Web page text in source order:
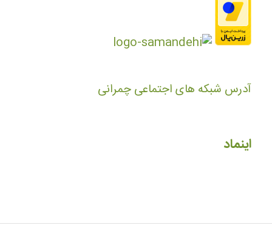
آدرس شبکه های اجتماعی چمرانی
اینماد